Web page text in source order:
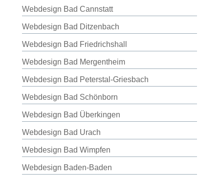
Webdesign Bad Cannstatt
Webdesign Bad Ditzenbach
Webdesign Bad Friedrichshall
Webdesign Bad Mergentheim
Webdesign Bad Peterstal-Griesbach
Webdesign Bad Schönborn
Webdesign Bad Überkingen
Webdesign Bad Urach
Webdesign Bad Wimpfen
Webdesign Baden-Baden